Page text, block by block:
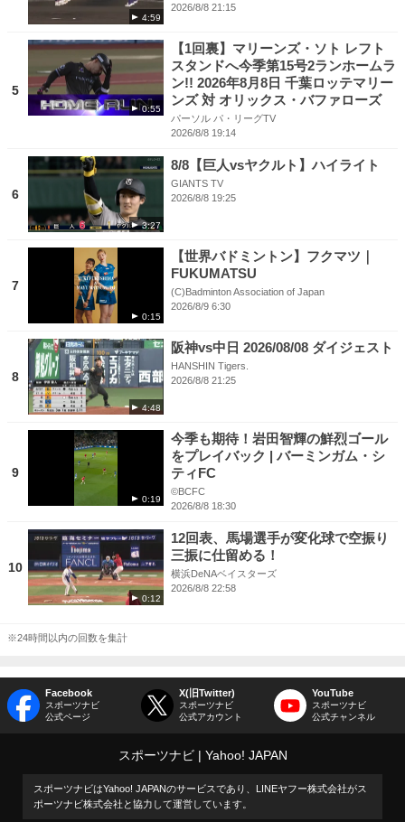
4:59
2026/8/8 21:15
5
0:55
【1回裏】マリーンズ・ソト レフト
スタンドへ今季第15号2ランホームラ
ン!! 2026年8月8日 千葉ロッテマリー
ンズ 対 オリックス・バファローズ
パーソル パ・リーグTV
2026/8/8 19:14
6
3:27
8/8【巨人vsヤクルト】ハイライト
GIANTS TV
2026/8/8 19:25
7
0:15
【世界バドミントン】フクマツ｜
FUKUMATSU
(C)Badminton Association of Japan
2026/8/9 6:30
8
4:48
阪神vs中日 2026/08/08 ダイジェスト
HANSHIN Tigers.
2026/8/8 21:25
9
0:19
今季も期待！岩田智輝の鮮烈ゴール
をプレイバック | バーミンガム・シ
ティFC
©BCFC
2026/8/8 18:30
10
0:12
12回表、馬場選手が変化球で空振り
三振に仕留める！
横浜DeNAベイスターズ
2026/8/8 22:58
※24時間以内の回数を集計
Facebook
スポーツナビ
公式ページ
X(旧Twitter)
スポーツナビ
公式アカウント
YouTube
スポーツナビ
公式チャンネル
スポーツナビ Yahoo! JAPAN
スポーツナビはYahoo! JAPANのサービスであり、LINEヤフー株式会社がス
ポーツナビ株式会社と協力して運営しています。